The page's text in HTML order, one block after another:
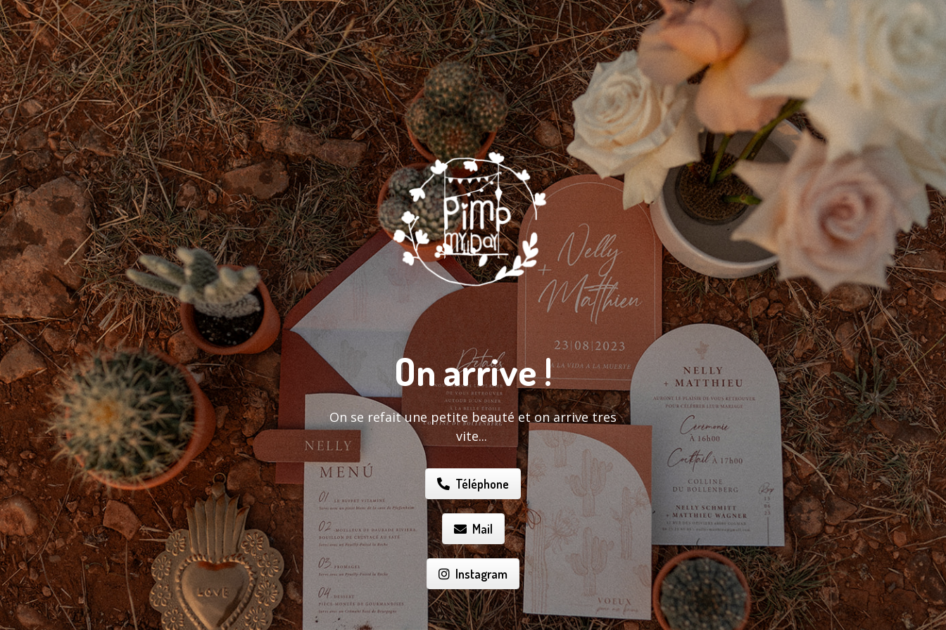
On arrive !
On se refait une petite beauté et on arrive tres
vite...
Téléphone
Mail
Instagram